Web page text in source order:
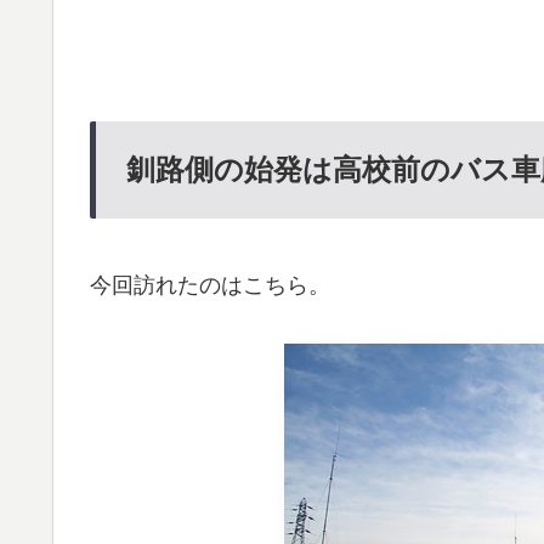
釧路側の始発は高校前のバス
今回訪れたのはこちら。